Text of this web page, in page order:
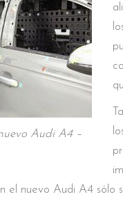
Audi A4 –
el nuevo Audi A4 sólo